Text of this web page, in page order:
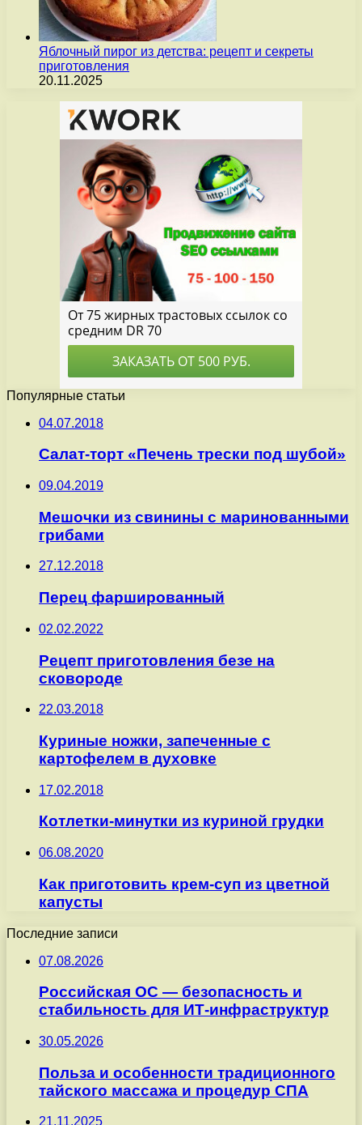
Яблочный пирог из детства: рецепт и секреты
приготовления
20.11.2025
Популярные статьи
04.07.2018
Салат-торт «Печень трески под шубой»
09.04.2019
Мешочки из свинины с маринованными
грибами
27.12.2018
Перец фаршированный
02.02.2022
Рецепт приготовления безе на
сковороде
22.03.2018
Куриные ножки, запеченные с
картофелем в духовке
17.02.2018
Котлетки-минутки из куриной грудки
06.08.2020
Как приготовить крем-суп из цветной
капусты
Последние записи
07.08.2026
Российская ОС — безопасность и
стабильность для ИТ-инфраструктур
30.05.2026
Польза и особенности традиционного
тайского массажа и процедур СПА
21.11.2025